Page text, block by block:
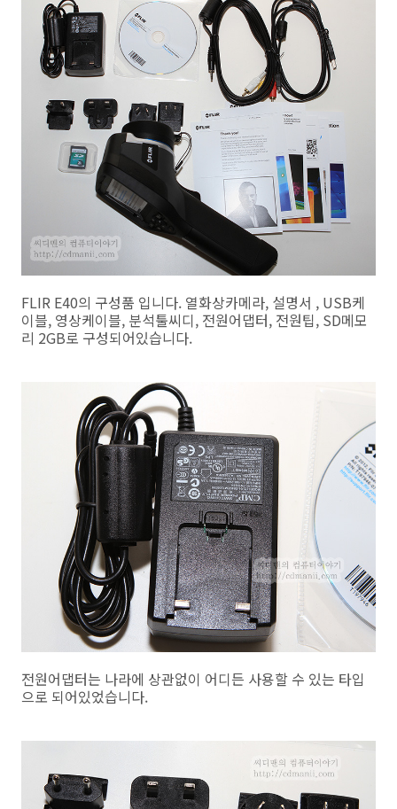
FLIR E40의 구성품 입니다. 열화상카메라, 설명서 , USB케
이블, 영상케이블, 분석툴씨디, 전원어댑터, 전원팁, SD메모
리 2GB로 구성되어있습니다.
전원어댑터는 나라에 상관없이 어디든 사용할 수 있는 타입
으로 되어있었습니다.